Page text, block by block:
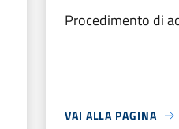
Procedimento di
VAI ALLA PAGINA